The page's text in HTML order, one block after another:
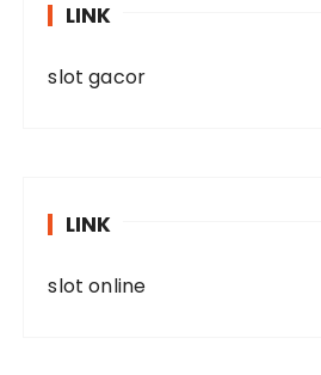
LINK
slot gacor
LINK
slot online